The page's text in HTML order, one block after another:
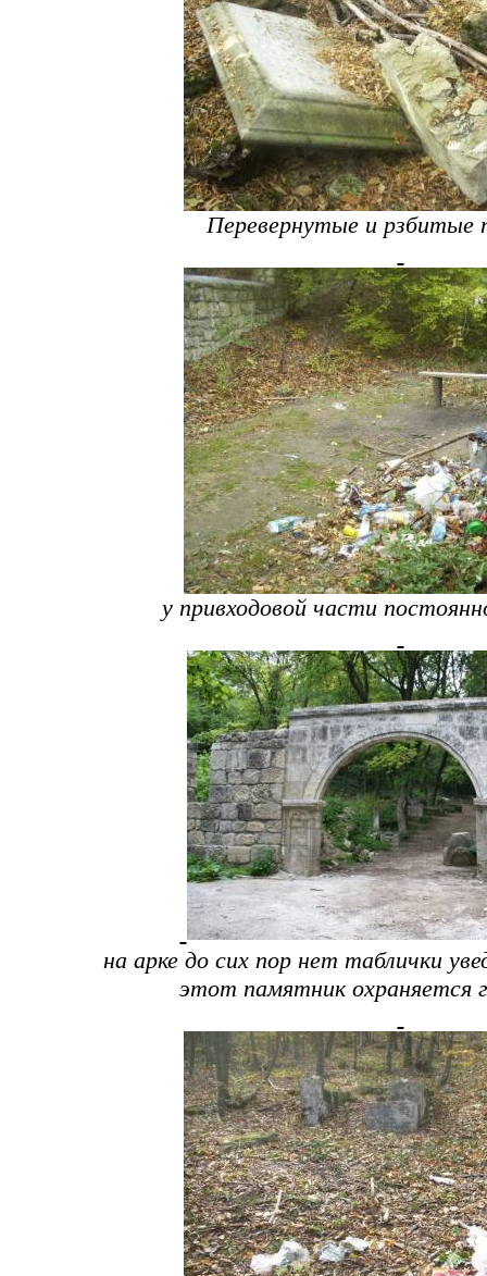
Перевернутые и рзбитые
у привходовой части
на арке до сих пор нет таблички
этот памятник охраняется